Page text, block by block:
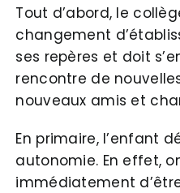
Tout d’abord, le
changement
ses repères et doit
rencontre de
nouveaux amis et
En primaire, l’enfant
autonomie. En effet,
immédiatement